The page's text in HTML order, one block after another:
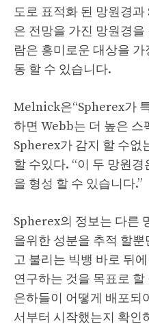
도로 표적화 된 망원경
은 전망을 가진 망원경
람은 흥미로운 대상을
동 할 수 있습니다.
Melnick은“Spherex가
하면 Webb는 더 높은 스
Spherex가 감지 할 수없
할 수있다. “이 두 망원
을 형성 할 수 있습니다.”
Spherex의 정보는 다른
을위한 성분을 추적 할
고 불리는 빅뱅 바로 뒤
연구하는 것을 목표로
은하들이 어떻게 배포되
서부터 시작했는지 확인